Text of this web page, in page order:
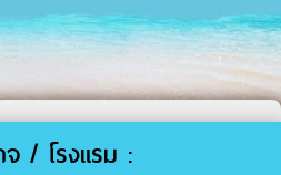
/ โรงแรม :